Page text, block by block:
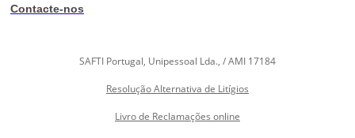
Contacte-nos
SAFTI Portugal, Unipessoal Lda., / AMI 17184
Resolução Alternativa de Litígios
Livro de Reclamações online